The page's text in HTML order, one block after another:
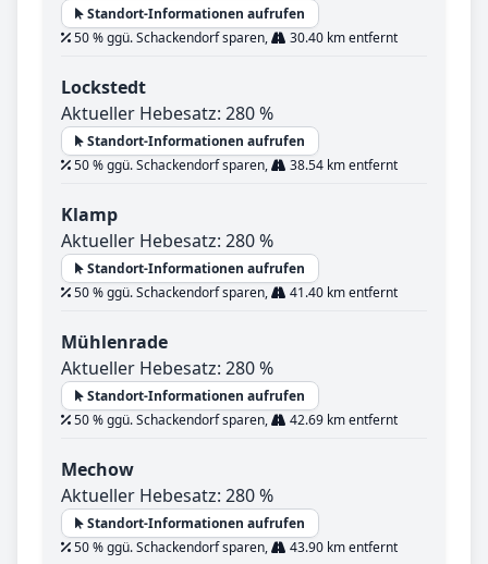
Standort-Informationen aufrufen
50 % ggü. Schackendorf sparen,
30.40 km entfernt
Lockstedt
Aktueller Hebesatz: 280 %
Standort-Informationen aufrufen
50 % ggü. Schackendorf sparen,
38.54 km entfernt
Klamp
Aktueller Hebesatz: 280 %
Standort-Informationen aufrufen
50 % ggü. Schackendorf sparen,
41.40 km entfernt
Mühlenrade
Aktueller Hebesatz: 280 %
Standort-Informationen aufrufen
50 % ggü. Schackendorf sparen,
42.69 km entfernt
Mechow
Aktueller Hebesatz: 280 %
Standort-Informationen aufrufen
50 % ggü. Schackendorf sparen,
43.90 km entfernt